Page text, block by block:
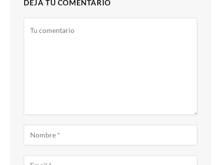
DEJA TU COMENTARIO